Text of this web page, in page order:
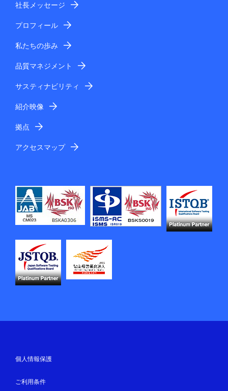
社長メッセージ
プロフィール
私たちの歩み
品質マネジメント
サスティナビリティ
紹介映像
拠点
アクセスマップ
個人情報保護
ご利用条件